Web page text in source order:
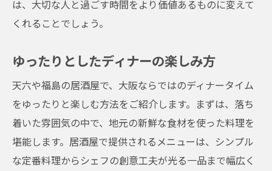
は、大切な人と過ごす時間をより価値あるものに変えて
くれることでしょう。
ゆったりとしたディナーの楽しみ方
天六や福島の居酒屋で、大阪ならではのディナータイム
をゆったりと楽しむ方法をご紹介します。まずは、落ち
着いた雰囲気の中で、地元の新鮮な食材を使った料理を
堪能します。居酒屋で提供されるメニューは、シンプル
な定番料理からシェフの創意工夫が光る一品まで幅広く